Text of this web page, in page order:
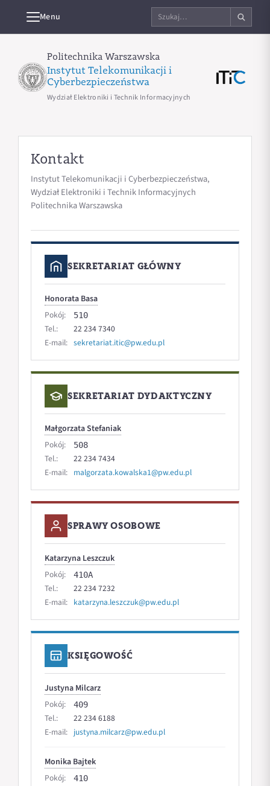
Menu
Szukaj
na
stronie
Politechnika Warszawska
Instytut Telekomunikacji i
Cyberbezpieczeństwa
Wydział Elektroniki i Technik Informacyjnych
Kontakt
Instytut Telekomunikacji i Cyberbezpieczeństwa,
Wydział Elektroniki i Technik Informacyjnych
Politechnika Warszawska
SEKRETARIAT GŁÓWNY
Honorata Basa
Pokój: 510
Tel.:
22 234 7340
E-mail: sekretariat.itic@pw.edu.pl
SEKRETARIAT DYDAKTYCZNY
Małgorzata Stefaniak
Pokój: 508
Tel.:
22 234 7434
E-mail: malgorzata.kowalska1@pw.edu.pl
SPRAWY OSOBOWE
Katarzyna Leszczuk
Pokój: 410A
Tel.:
22 234 7232
E-mail: katarzyna.leszczuk@pw.edu.pl
KSIĘGOWOŚĆ
Justyna Milcarz
Pokój: 409
Tel.:
22 234 6188
E-mail: justyna.milcarz@pw.edu.pl
Monika Bajtek
Pokój: 410